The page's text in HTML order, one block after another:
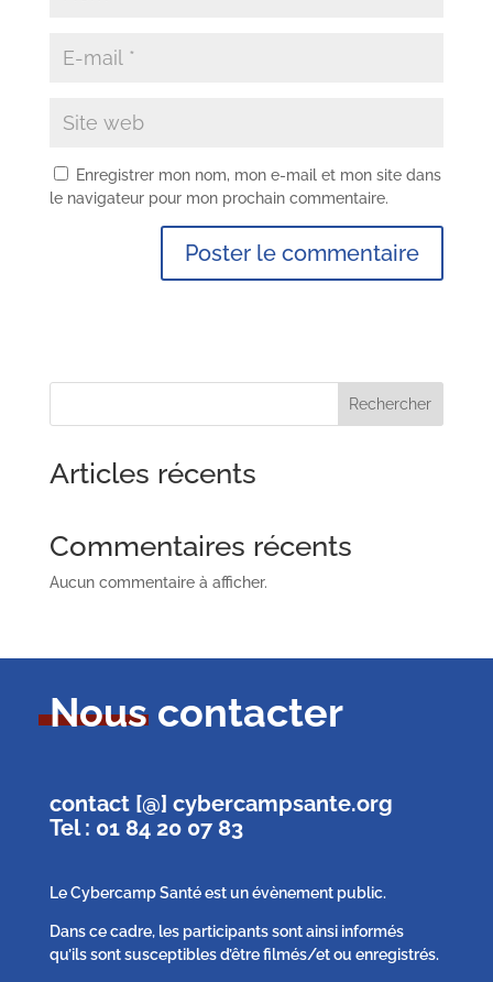
Enregistrer mon nom, mon e-mail et mon site dans
le navigateur pour mon prochain commentaire.
Rechercher
Articles récents
Commentaires récents
Aucun commentaire à afficher.
Nous contacter
contact [@] cybercampsante.org
Tel : 01 84 20 07 83
Le Cybercamp Santé est un évènement public.
Dans ce cadre, les participants sont ainsi informés
qu’ils sont susceptibles d’être filmés/et ou enregistrés.